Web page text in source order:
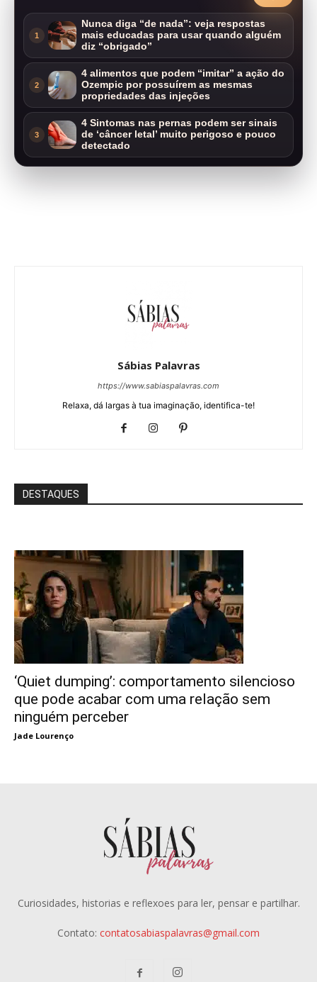
1
Nunca diga “de nada”: veja respostas
mais educadas para usar quando alguém
diz “obrigado”
2
4 alimentos que podem “imitar” a ação do
Ozempic por possuírem as mesmas
propriedades das injeções
3
4 Sintomas nas pernas podem ser sinais
de ‘câncer letal’ muito perigoso e pouco
detectado
Sábias Palavras
https://www.sabiaspalavras.com
Relaxa, dá largas à tua imaginação, identifica-te!
DESTAQUES
‘Quiet dumping’: comportamento silencioso
que pode acabar com uma relação sem
ninguém perceber
Jade Lourenço
Curiosidades, historias e reflexoes para ler, pensar e partilhar.
Contato: contatosabiaspalavras@gmail.com